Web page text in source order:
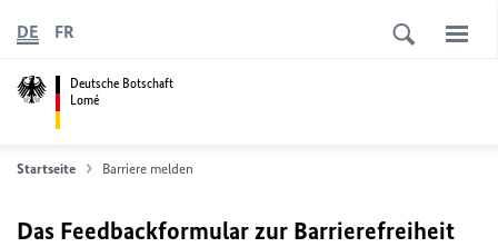
Deutsche Botschaft
Lomé
DE FR
Startseite Barriere melden
Das Feedbackformular zur Barrierefreiheit